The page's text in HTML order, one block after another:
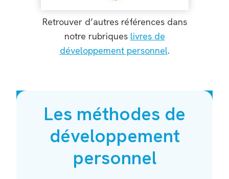
Retrouver d’autres références dans
notre rubriques livres de
développement personnel.
Les méthodes de
développement
personnel